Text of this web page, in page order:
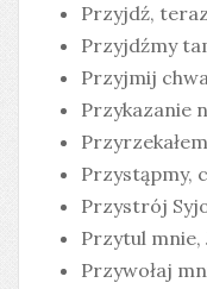
Przyjdź,
Przyjdźmy
Przyjmij
Przykazanie
Przystąpmy,
Przystrój
Przytul mnie,
Przywołaj